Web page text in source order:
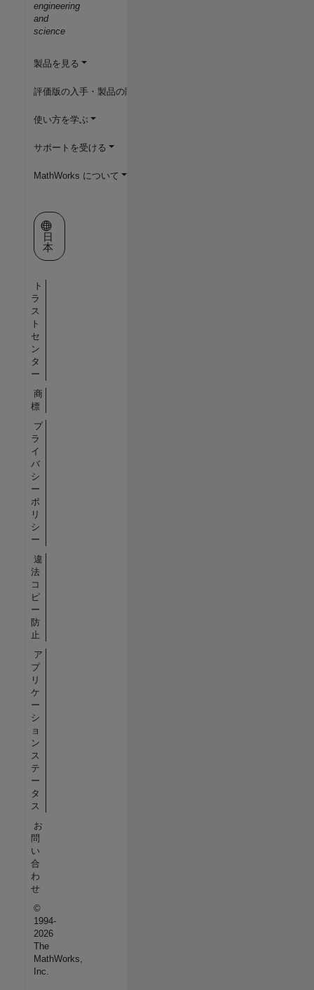
engineering
and
science
製品を見る
評価版の入手・製品の購入
使い方を学ぶ
サポートを受ける
MathWorks について
Web サイトの選択
日
本
ト
ラ
ス
ト
セ
ン
タ
ー
商
標
プ
ラ
イ
バ
シ
ー
ポ
リ
シ
ー
違
法
コ
ピ
ー
防
止
ア
プ
リ
ケ
ー
シ
ョ
ン
ス
テ
ー
タ
ス
お
問
い
合
わ
せ
©
1994-
2026
The
MathWorks,
Inc.